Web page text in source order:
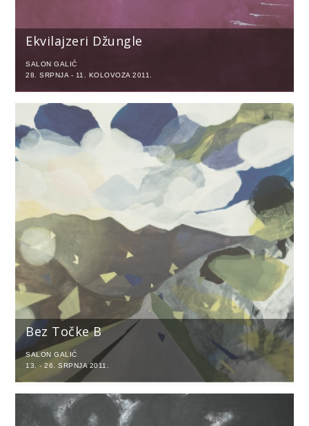
Ekvilajzeri Džungle
SALON GALIĆ
28. SRPNJA - 11. KOLOVOZA 2011.
Bez Točke B
SALON GALIĆ
13. - 26. SRPNJA 2011.